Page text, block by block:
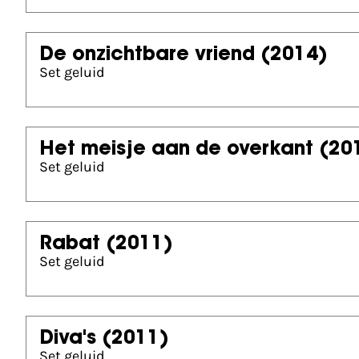
De onzichtbare vriend (2014)
Set geluid
Het meisje aan de overkant
Set geluid
Rabat (2011)
Set geluid
Diva's (2011)